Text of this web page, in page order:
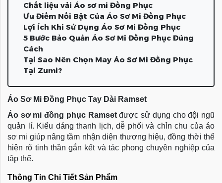
Chất liệu vải Áo sơ mi Đồng Phục
Ưu Điểm Nổi Bật Của Áo Sơ Mi Đồng Phục
Lợi Ích Khi Sử Dụng Áo Sơ Mi Đồng Phục
5 Bước Bảo Quản Áo Sơ Mi Đồng Phục Đúng
Cách
Tại Sao Nên Chọn May Áo Sơ Mi Đồng Phục
Tại Zumi?
Áo Sơ Mi Đồng Phục Tay Dài Ramset
Áo sơ mi đồng phục Ramsetđược sử dụng cho đội ngũ
quản lí. Kiểu dáng thanh lịch, dễ phối và chỉn chu của áo
sơ mi giúp nâng tầm nhận diện thương hiệu, đồng thời thể
hiện rõ tinh thần gắn kết và tác phong chuyên nghiệp của
tập thể.
Thông Tin Chi Tiết Sản Phẩm